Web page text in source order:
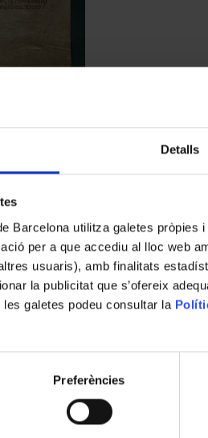
Detalls
Barcelona utilitza galetes
per a que accediu al lloc web
usuaris), amb finalitats
la publicitat que s’ofereix
galetes podeu consultar la
Preferències